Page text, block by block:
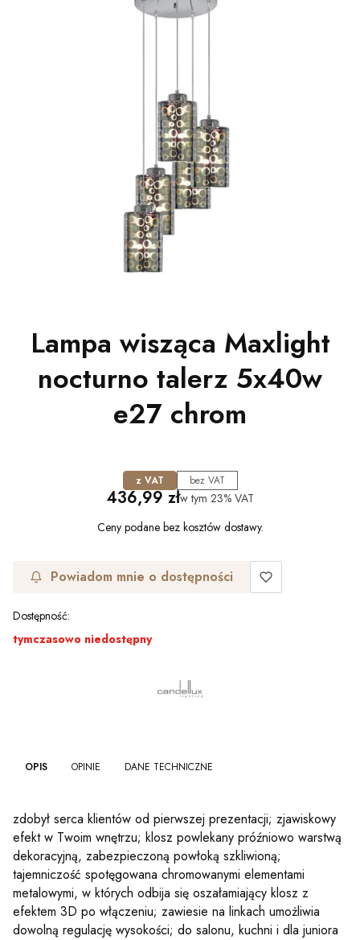
Lampa wisząca Maxlight
nocturno talerz 5x40w
e27 chrom
z VAT bez VAT
Cena
436,99 złw tym 23% VAT
Ceny podane bez kosztów dostawy.
Powiadom mnie o dostępności
Dostępność:
tymczasowo niedostępny
OPIS OPINIE DANE TECHNICZNE
zdobył serca klientów od pierwszej prezentacji; zjawiskowy
efekt w Twoim wnętrzu; klosz powlekany próźniowo warstwą
dekoracyjną, zabezpieczoną powłoką szkliwioną;
tajemniczość spotęgowana chromowanymi elementami
metalowymi, w których odbija się oszałamiający klosz z
efektem 3D po włączeniu; zawiesie na linkach umożliwia
dowolną regulację wysokości; do salonu, kuchni i dla juniora